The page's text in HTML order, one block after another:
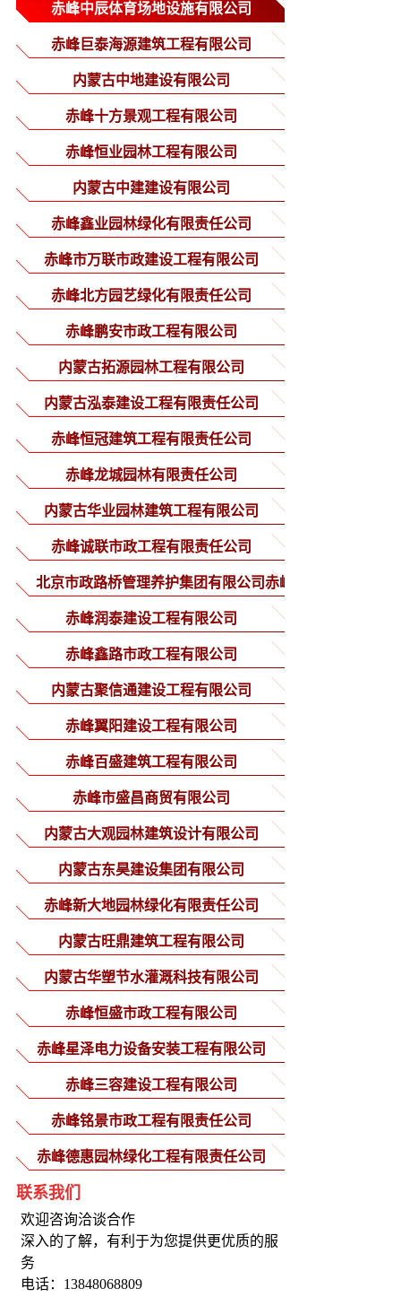
赤峰中辰体育场地设施有限公司
赤峰巨泰海源建筑工程有限公司
内蒙古中地建设有限公司
赤峰十方景观工程有限公司
赤峰恒业园林工程有限公司
内蒙古中建建设有限公司
赤峰鑫业园林绿化有限责任公司
赤峰市万联市政建设工程有限公司
赤峰北方园艺绿化有限责任公司
赤峰鹏安市政工程有限公司
内蒙古拓源园林工程有限公司
内蒙古泓泰建设工程有限责任公司
赤峰恒冠建筑工程有限责任公司
赤峰龙城园林有限责任公司
内蒙古华业园林建筑工程有限公司
赤峰诚联市政工程有限责任公司
北京市政路桥管理养护集团有限公司赤峰
分公司
赤峰润泰建设工程有限公司
赤峰鑫路市政工程有限公司
内蒙古聚信通建设工程有限公司
赤峰翼阳建设工程有限公司
赤峰百盛建筑工程有限公司
赤峰市盛昌商贸有限公司
内蒙古大观园林建筑设计有限公司
内蒙古东昊建设集团有限公司
赤峰新大地园林绿化有限责任公司
内蒙古旺鼎建筑工程有限公司
内蒙古华塑节水灌溉科技有限公司
赤峰恒盛市政工程有限公司
赤峰星泽电力设备安装工程有限公司
赤峰三容建设工程有限公司
赤峰铭景市政工程有限责任公司
赤峰德惠园林绿化工程有限责任公司
联系我们
欢迎咨询洽谈合作
深入的了解，有利于为您提供更优质的服
务
电话：13848068809